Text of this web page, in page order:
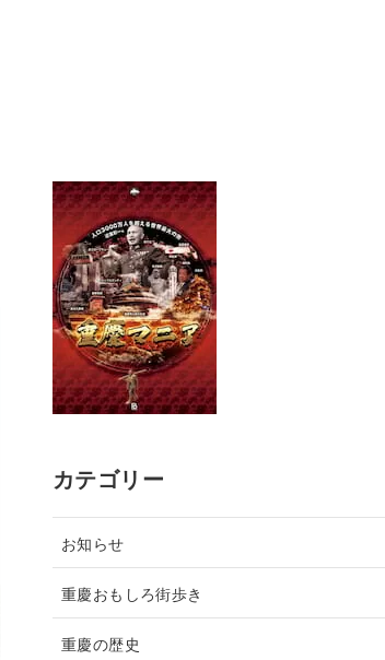
カテゴリー
お知らせ
重慶おもしろ街歩き
重慶の歴史